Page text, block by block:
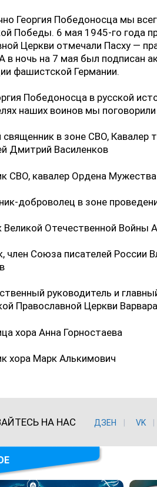
Георгия Победоносца мы
Победы. 6 мая 1945-го года
Церкви отмечали Пасху —
в ночь на 7 мая был подписан
фашистской Германии.
Победоносца в русской
наших воинов мы
священник в зоне СВО, Кавалер
Дмитрий Василенков
СВО, кавалер Ордена
доброволец в зоне
Великой Отечественной Войны
член Союза писателей России
руководитель и
Православной Церкви
хора Анна Горностаева
хора Марк Алькимович
НА НАС ДЗЕН VK